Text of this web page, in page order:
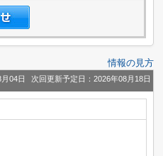
情報の見方
04日 次回更新予定日：2026年08月18日